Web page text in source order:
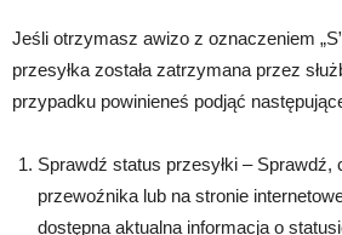
Jeśli otrzymasz awizo z oznaczeniem
przesyłka została zatrzymana przez
przypadku powinieneś podjąć
Sprawdź status przesyłki – Sprawdź,
przewoźnika lub na stronie
dostępna aktualna informacja o